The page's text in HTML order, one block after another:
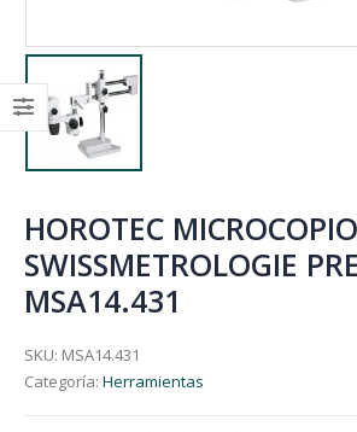
HOROTEC
SWISSMETROLOGIE
MSA14.431
SKU: MSA14.431
Categoría: Herramientas